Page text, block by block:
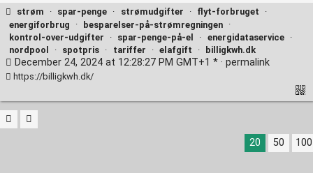
strøm · spar-penge · strømudgifter · flyt-forbruget
·
energiforbrug
· besparelser-på-strømregningen ·
kontrol-over-udgifter
· spar-penge-på-el · energidataservice
·
nordpool
· spotpris · tariffer · elafgift · billigkwh.dk
December 24, 2024 at 12:28:27 PM GMT+1 * · permalink
https://billigkwh.dk/
20 50 100